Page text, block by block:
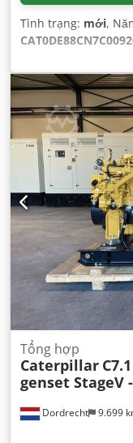
Tình trạng: mới,
Dordrecht 9.699
Tổng hợp
Caterpillar
genset StageV